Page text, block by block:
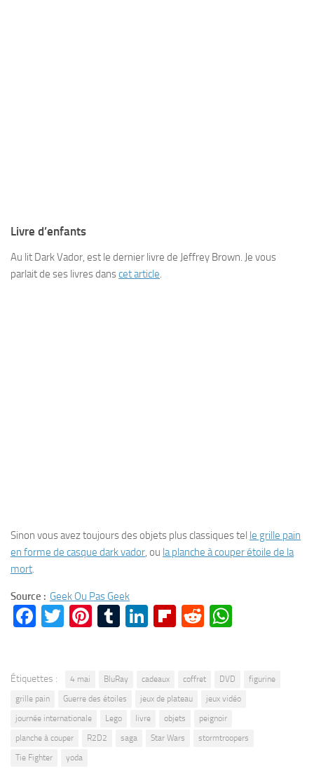
Livre d’enfants
Au lit Dark Vador, est le dernier livre de Jeffrey Brown. Je vous
parlait de ses livres danscet article.
Sinon vous avez toujours des objets plus classiques tel le grille pain
en forme de casque dark vador, ou la planche à couper étoile de la
mort.
Source : Geek Ou Pas Geek
Facebook
Twitter
Pinterest
Tumblr
LinkedIn
Flipboard
Reddit
Étiquettes : 4 mai BluRay cadeaux coffret DVD
figurine
grille pain
Guerre des étoiles jeux de plateau
jeux vidéo
journée internationale
Lego livre objets
peignoir
planche à couper
R2D2 saga Star Wars
stormtroopers
Tie Fighter
yoda